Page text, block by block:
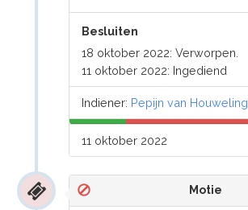
Besluiten
18 oktober 2022: Verworpen.
11 oktober 2022: Ingediend
Indiener: Pepijn van
11 oktober 2022
Motie